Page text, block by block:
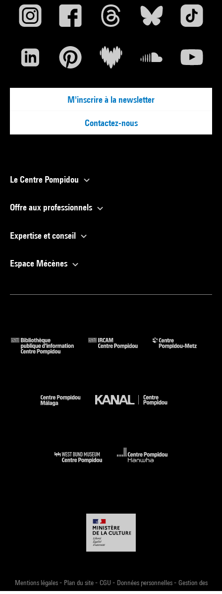
M'inscrire à la newsletter
Contactez-nous
Le Centre Pompidou
Offre aux professionnels
Expertise et conseil
Espace Mécènes
Mentions légales- Plan du site- CGU - Données personnelles- Gestion des